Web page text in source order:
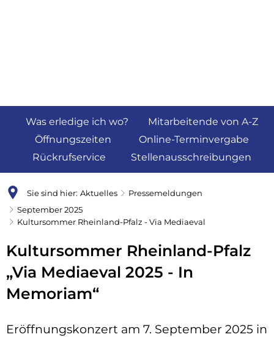
Was erledige ich wo?
Mitarbeitende von A-Z
Öffnungszeiten
Online-Terminvergabe
Rückrufservice
Stellenausschreibungen
Sie sind hier: Aktuelles
Pressemeldungen
September 2025
Kultursommer Rheinland-Pfalz - Via Mediaeval
Kultursommer Rheinland-Pfalz
„Via Mediaeval 2025 - In
Memoriam“
Eröffnungskonzert am 7. September 2025 in